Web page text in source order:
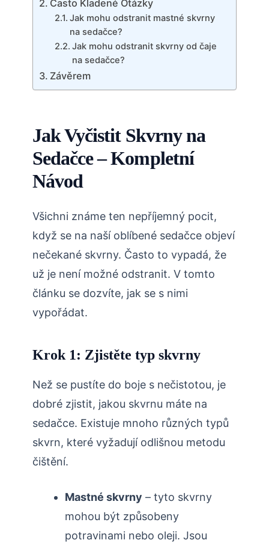
Často Kladené Otázky
Jak mohu odstranit mastné skvrny
na sedačce?
Jak mohu odstranit skvrny od čaje
na sedačce?
Závěrem
Jak Vyčistit Skvrny na
Sedačce – Kompletní
Návod
Všichni známe ten nepříjemný pocit,
když se na naší oblíbené sedačce objeví
nečekané skvrny. Často to vypadá, že
už je není možné odstranit. V tomto
článku se dozvíte, jak se s nimi
vypořádat.
Krok 1: Zjistěte typ skvrny
Než se pustíte do boje s nečistotou, je
dobré zjistit, jakou skvrnu máte na
sedačce. Existuje mnoho různých typů
skvrn, které vyžadují odlišnou metodu
čištění.
Mastné skvrny – tyto skvrny
mohou být způsobeny
potravinami nebo oleji. Jsou